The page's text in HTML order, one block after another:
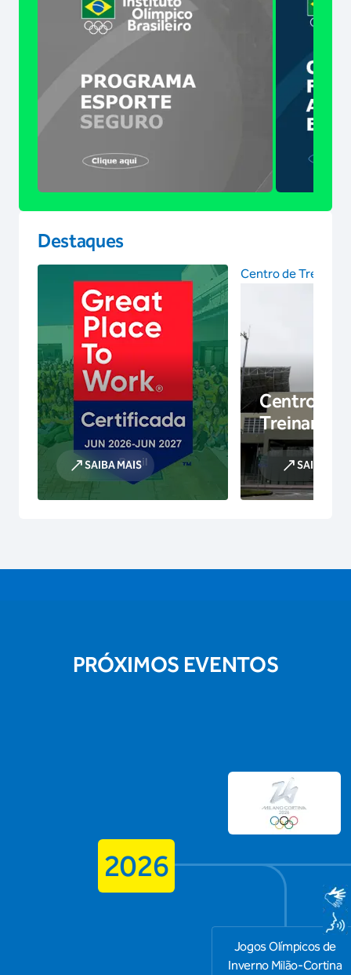
Destaques
SAIBA MAIS
Centro de
Centro de
SAIBA
PRÓXIMOS EVENTOS
2026
Jogos Olímpicos de
Inverno Milão-Cortina